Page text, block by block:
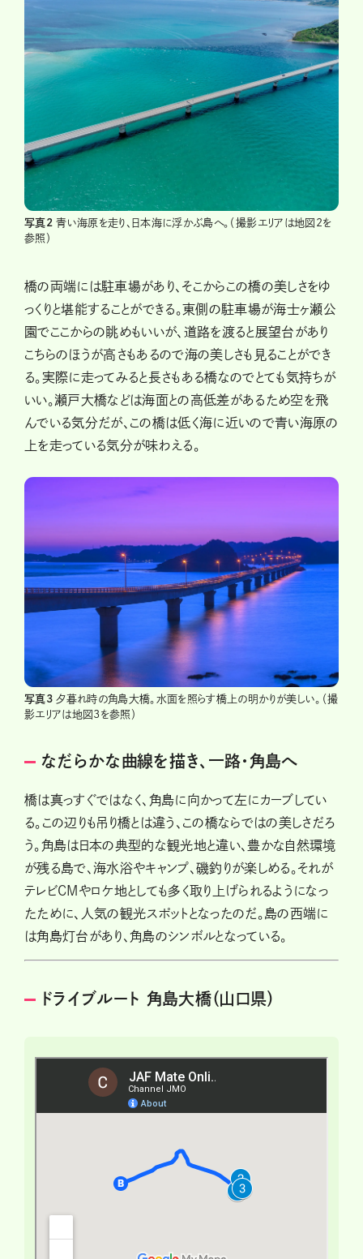
写真2 青い海原を走り、日本海に浮かぶ島へ。（撮影エリアは地図2を
参照）
橋の両端には駐車場があり、そこからこの橋の美しさをゆ
っくりと堪能することができる。東側の駐車場が海士ヶ瀬公
園でここからの眺めもいいが、道路を渡ると展望台があり
こちらのほうが高さもあるので海の美しさも見ることができ
る。実際に走ってみると長さもある橋なのでとても気持ちが
いい。瀬戸大橋などは海面との高低差があるため空を飛
んでいる気分だが、この橋は低く海に近いので青い海原の
上を走っている気分が味わえる。
写真3 夕暮れ時の角島大橋。水面を照らす橋上の明かりが美しい。（撮
影エリアは地図3を参照）
なだらかな曲線を描き、一路・角島へ
橋は真っすぐではなく、角島に向かって左にカーブしてい
る。この辺りも吊り橋とは違う、この橋ならではの美しさだろ
う。角島は日本の典型的な観光地と違い、豊かな自然環境
が残る島で、海水浴やキャンプ、磯釣りが楽しめる。それが
テレビCMやロケ地としても多く取り上げられるようになっ
たために、人気の観光スポットとなったのだ。島の西端に
は角島灯台があり、角島のシンボルとなっている。
ドライブルート 角島大橋（山口県）